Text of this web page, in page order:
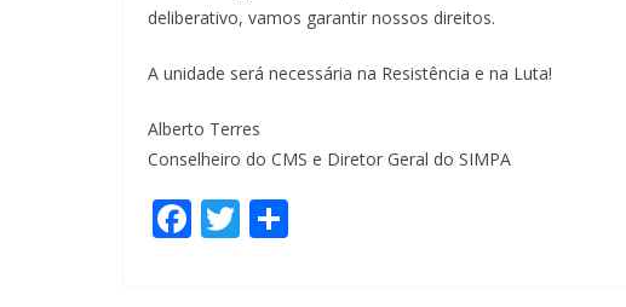
deliberativo, vamos garantir nossos direitos.
A unidade será necessária na Resistência e na Luta!
Alberto Terres
Conselheiro do CMS e Diretor Geral do SIMPA
F T